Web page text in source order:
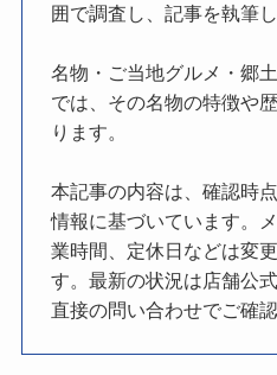
囲で調査し、記事を執筆し
名物・ご当地グルメ・郷
では、その名物の特徴や
ります。
本記事の内容は、確認時
情報に基づいています。
業時間、定休日などは変
す。最新の状況は店舗公
直接の問い合わせでご確認